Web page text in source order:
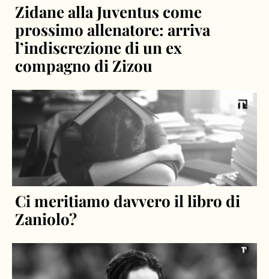
Zidane alla Juventus come
prossimo allenatore: arriva
l’indiscrezione di un ex
compagno di Zizou
Ci meritiamo davvero il libro di
Zaniolo?